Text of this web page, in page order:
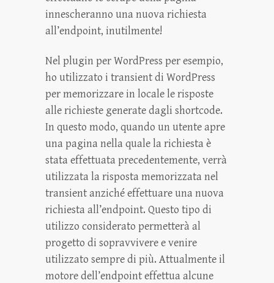
innescheranno una nuova richiesta
all’endpoint, inutilmente!
Nel plugin per WordPress per esempio,
ho utilizzato i transient di WordPress
per memorizzare in locale le risposte
alle richieste generate dagli shortcode.
In questo modo, quando un utente apre
una pagina nella quale la richiesta è
stata effettuata precedentemente, verrà
utilizzata la risposta memorizzata nel
transient anziché effettuare una nuova
richiesta all’endpoint. Questo tipo di
utilizzo considerato permetterà al
progetto di sopravvivere e venire
utilizzato sempre di più. Attualmente il
motore dell’endpoint effettua alcune